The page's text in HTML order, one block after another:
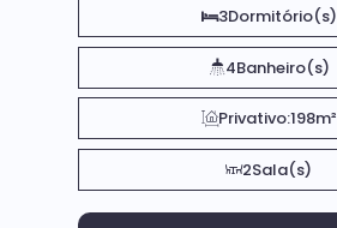
3Dormitório(s)
4Banheiro(s)
Privativo:198m²
2Sala(s)